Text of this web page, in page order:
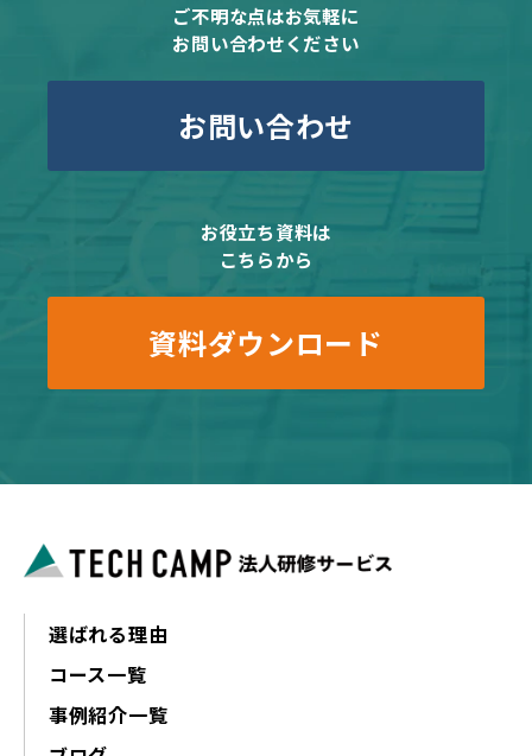
ご不明な点はお気軽に
お問い合わせください
お問い合わせ
お役立ち資料は
こちらから
資料ダウンロード
選ばれる理由
コース一覧
事例紹介一覧